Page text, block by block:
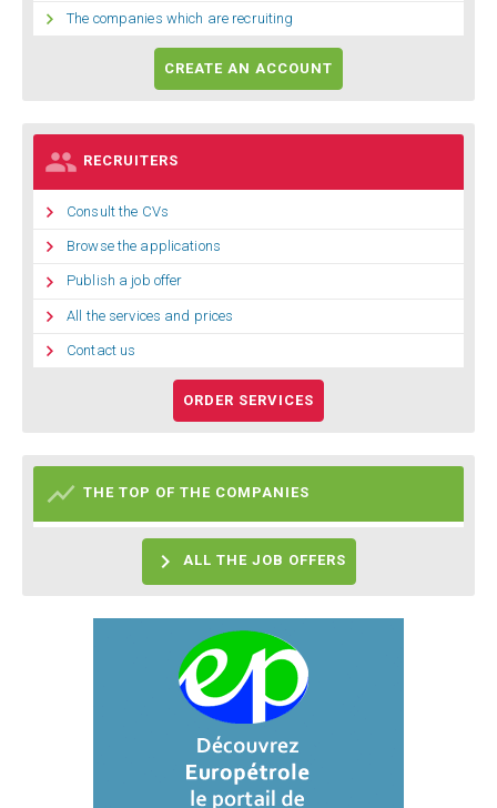
 The companies which are recruiting
CREATE AN ACCOUNT
 RECRUITERS
 Consult the CVs
 Browse the applications
 Publish a job offer
 All the services and prices
 Contact us
ORDER SERVICES
 THE TOP OF THE COMPANIES
 ALL THE JOB OFFERS